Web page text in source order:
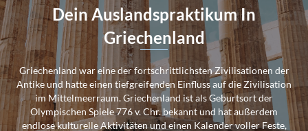
Dein Auslandspraktikum In
Griechenland
Griechenland war eine der fortschrittlichsten Zivilisationen der
Antike und hatte einen tiefgreifenden Einfluss auf die Zivilisation
im Mittelmeerraum. Griechenland ist als Geburtsort der
Olympischen Spiele 776 v. Chr. bekannt und hat außerdem
endlose kulturelle Aktivitäten und einen Kalender voller Feste,